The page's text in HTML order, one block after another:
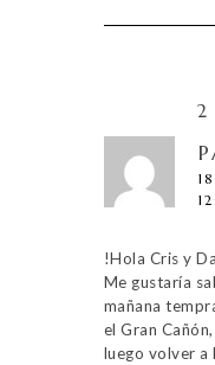
2
!Hola Cris y
Me gustaría
mañana
el Gran
luego volver a